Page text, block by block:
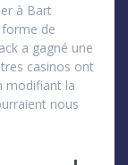
à Bart
de
a gagné une
casinos ont
modifiant la
nous